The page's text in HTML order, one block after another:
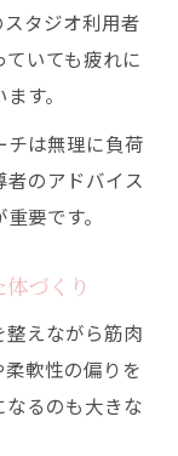
タジオ利用者
いても疲れに
す。
チは無理に負荷
のアドバイス
要です。
づくり
えながら筋肉
軟性の偏りを
るのも大きな